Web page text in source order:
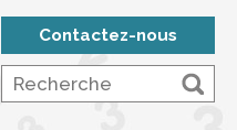
Contactez-nous